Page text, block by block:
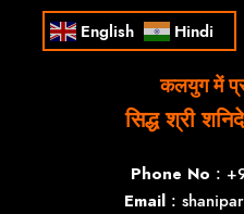
English Hindi
कलयुग में
सिद्ध श्री
Phone No :
Email :